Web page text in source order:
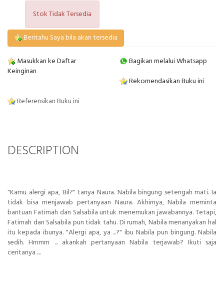
Stok Tidak Tersedia
Beritahu Saya bila akan tersedia
Masukkan ke Daftar
Keinginan
Bagikan melalui Whatsapp
Rekomendasikan Buku ini
Referensikan Buku ini
DESCRIPTION
"Kamu alergi apa, Bil?" tanya Naura. Nabila bingung setengah mati. Ia
tidak bisa menjawab pertanyaan Naura. Akhirnya, Nabila meminta
bantuan Fatimah dan Salsabila untuk menemukan jawabannya. Tetapi,
Fatimah dan Salsabila pun tidak tahu. Di rumah, Nabila menanyakan hal
itu kepada ibunya. "Alergi apa, ya ...?" ibu Nabila pun bingung. Nabila
sedih. Hmmm ... akankah pertanyaan Nabila terjawab? Ikuti saja
ceritanya ....